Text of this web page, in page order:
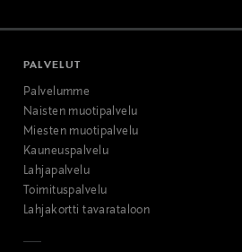
PALVELUT
Palvelumme
Naisten muotipalvelu
Miesten muotipalvelu
Kauneuspalvelu
Lahjapalvelu
Toimituspalvelu
Lahjakortti tavarataloon